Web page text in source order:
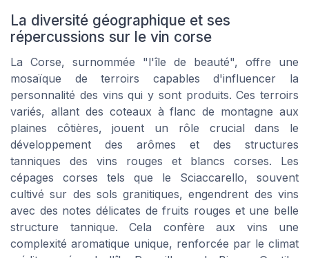
La diversité géographique et ses
répercussions sur le vin corse
La Corse, surnommée "l'île de beauté", offre une
mosaïque de terroirs capables d'influencer la
personnalité des vins qui y sont produits. Ces terroirs
variés, allant des coteaux à flanc de montagne aux
plaines côtières, jouent un rôle crucial dans le
développement des arômes et des structures
tanniques des vins rouges et blancs corses. Les
cépages corses tels que le Sciaccarello, souvent
cultivé sur des sols granitiques, engendrent des vins
avec des notes délicates de fruits rouges et une belle
structure tannique. Cela confère aux vins une
complexité aromatique unique, renforcée par le climat